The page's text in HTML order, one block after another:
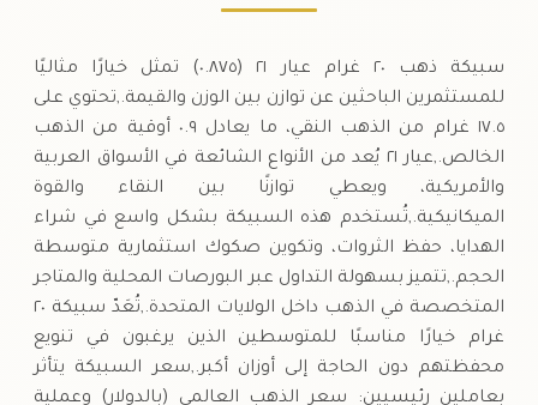
سبيكة ذهب ٢٠ غرام عيار ٢١ (٠.٨٧٥) تمثل خيارًا مثاليًا
للمستثمرين الباحثين عن توازن بين الوزن والقيمة.,تحتوي على
١٧.٥ غرام من الذهب النقي، ما يعادل ٠.٩ أوقية من الذهب
الخالص.,عيار ٢١ يُعد من الأنواع الشائعة في الأسواق العربية
والأمريكية، ويعطي توازنًا بين النقاء والقوة
الميكانيكية.,تُستخدم هذه السبيكة بشكل واسع في شراء
الهدايا، حفظ الثروات، وتكوين صكوك استثمارية متوسطة
الحجم.,تتميز بسهولة التداول عبر البورصات المحلية والمتاجر
المتخصصة في الذهب داخل الولايات المتحدة.,تُعَدّ سبيكة ٢٠
غرام خيارًا مناسبًا للمتوسطين الذين يرغبون في تنويع
محفظتهم دون الحاجة إلى أوزان أكبر.,سعر السبيكة يتأثر
بعاملين رئيسيين: سعر الذهب العالمي (بالدولار) وعملية